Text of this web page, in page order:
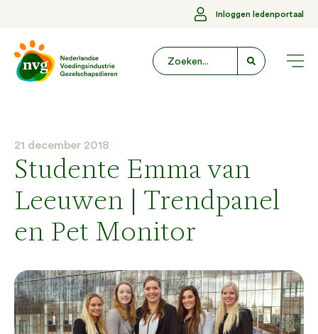
Inloggen ledenportaal
21 december 2018
Studente Emma van
Leeuwen | Trendpanel
en Pet Monitor